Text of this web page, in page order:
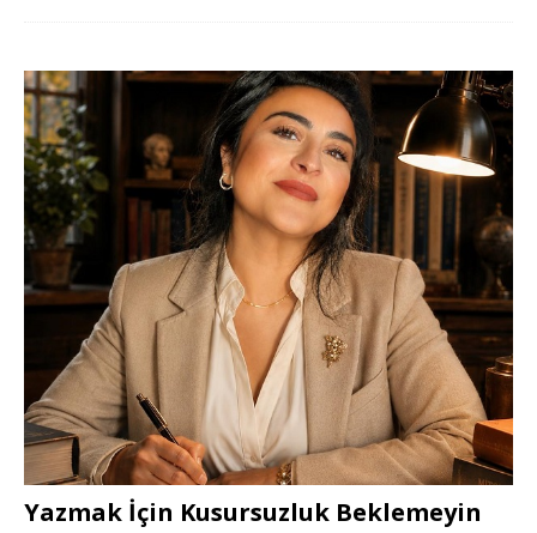
Yazmak İçin Kusursuzluk Beklemeyin